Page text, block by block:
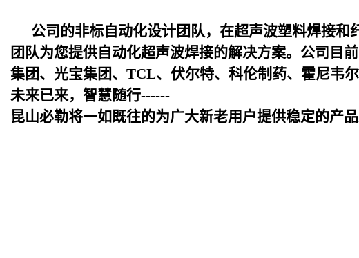
公司的非标自动化设计团队，在超声波塑料焊接
团队为您提供自动化超声波焊接的解决方案。公司目
集团、光宝集团、TCL、伏尔特、科伦制药、霍尼韦
未来已来，智慧随行------
昆山必勒将一如既往的为广大新老用户提供稳定的产品